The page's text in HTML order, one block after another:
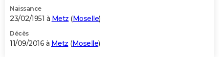
Naissance
23/02/1951 à Metz (Moselle)
Décès
11/09/2016 à Metz (Moselle)